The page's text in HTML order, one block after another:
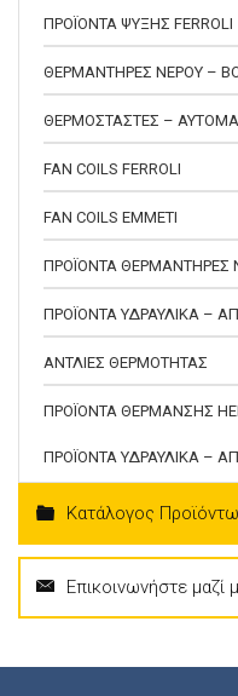
ΠΡΟΪΟΝΤΑ ΨΥΞΗΣ FERROLI
ΘΕΡΜΑΝΤΗΡΕΣ ΝΕΡΟΥ –
ΘΕΡΜΟΣΤΑΣΤΕΣ –
FAN COILS FERROLI
FAN COILS EMMETI
ΠΡΟΪΟΝΤΑ ΘΕΡΜΑΝΤΗΡΕΣ
ΠΡΟΪΟΝΤΑ ΥΔΡΑΥΛΙΚΑ –
ΑΝΤΛΙΕΣ ΘΕΡΜΟΤΗΤΑΣ
ΠΡΟΪΟΝΤΑ ΘΕΡΜΑΝΣΗΣ
ΠΡΟΪΟΝΤΑ ΥΔΡΑΥΛΙΚΑ –
Κατάλογος
Επικοινωνήστε μαζί